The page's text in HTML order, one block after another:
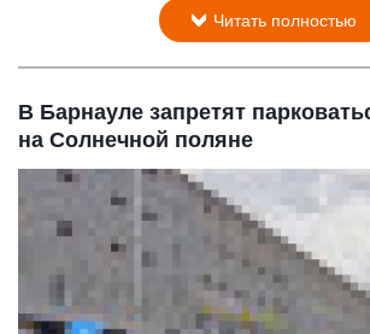
Читать полностью
В Барнауле запретят
на Солнечной поляне